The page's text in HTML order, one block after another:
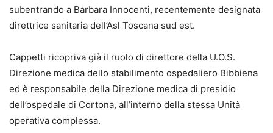
subentrando a Barbara Innocenti, recentemente designata
direttrice sanitaria dell’Asl Toscana sud est.
Cappetti ricopriva già il ruolo di direttore della U.O.S.
Direzione medica dello stabilimento ospedaliero Bibbiena
ed è responsabile della Direzione medica di presidio
dell’ospedale di Cortona, all’interno della stessa Unità
operativa complessa.